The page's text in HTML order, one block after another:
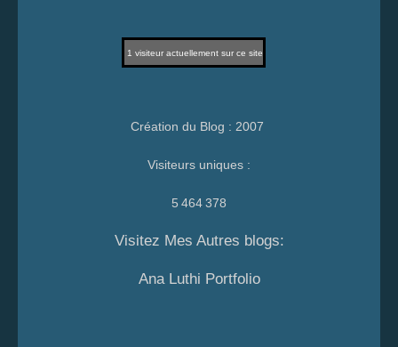
1 visiteur actuellement sur ce site
Création du Blog : 2007
Visiteurs uniques :
5 464 378
Visitez Mes Autres blogs:
Ana Luthi Portfolio